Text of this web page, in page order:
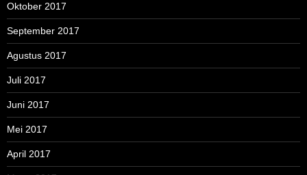
Oktober 2017
September 2017
Agustus 2017
Juli 2017
Juni 2017
Mei 2017
April 2017